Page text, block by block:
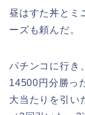
昼はすた丼とミ
ーズも頼んだ。
パチンコに行き
14500円分勝っ
大当たりを引い